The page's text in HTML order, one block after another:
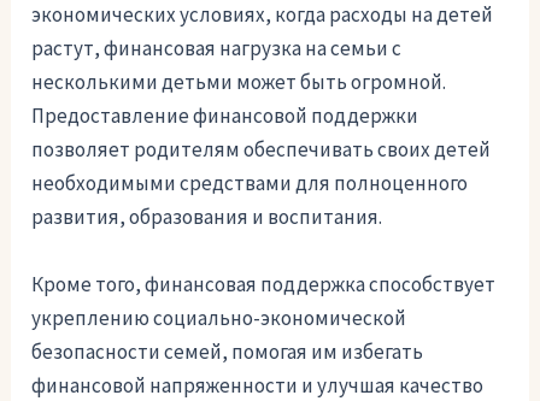
экономических условиях, когда расходы на детей
растут, финансовая нагрузка на семьи с
несколькими детьми может быть огромной.
Предоставление финансовой поддержки
позволяет родителям обеспечивать своих детей
необходимыми средствами для полноценного
развития, образования и воспитания.
Кроме того, финансовая поддержка способствует
укреплению социально-экономической
безопасности семей, помогая им избегать
финансовой напряженности и улучшая качество